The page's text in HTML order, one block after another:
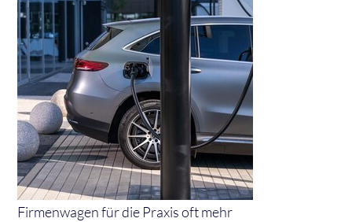
Firmenwagen für die Praxis oft mehr